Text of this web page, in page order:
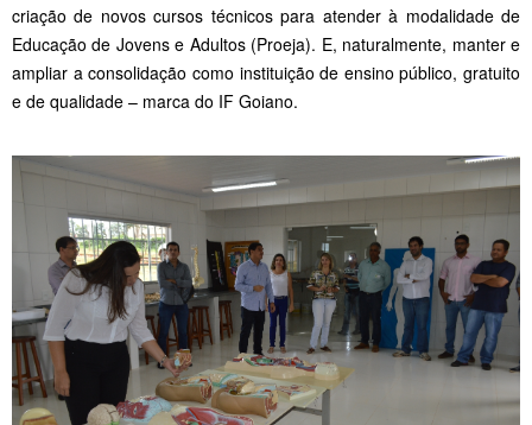
criação de novos cursos técnicos para atender à modalidade de
Educação de Jovens e Adultos (Proeja). E, naturalmente, manter e
ampliar a consolidação como instituição de ensino público, gratuito
e de qualidade – marca do IF Goiano.